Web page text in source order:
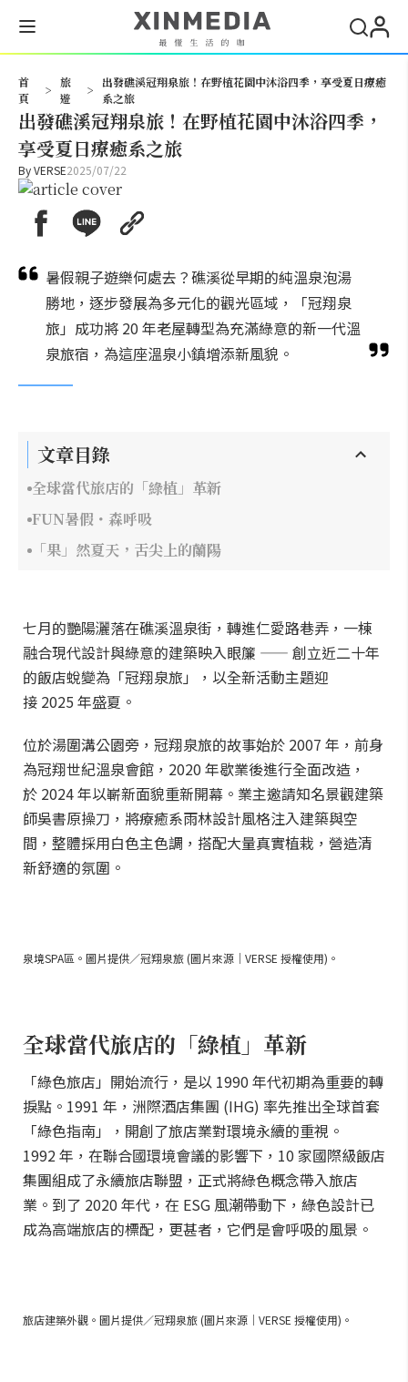
首
頁
>
旅
遊
>
出發礁溪冠翔泉旅！在野植花園中沐浴四季，享受夏日療癒
系之旅
出發礁溪冠翔泉旅！在野植花園中沐浴四季，
享受夏日療癒系之旅
ByVERSE2025/07/22
暑假親子遊樂何處去？礁溪從早期的純溫泉泡湯
勝地，逐步發展為多元化的觀光區域，「冠翔泉
旅」成功將 20 年老屋轉型為充滿綠意的新一代溫
泉旅宿，為這座溫泉小鎮增添新風貌。
文章目錄
全球當代旅店的「綠植」革新
FUN暑假・森呼吸
「果」然夏天，舌尖上的蘭陽
七月的艷陽灑落在礁溪溫泉街，轉進仁愛路巷弄，一棟
融合現代設計與綠意的建築映入眼簾 —— 創立近二十年
的飯店蛻變為「冠翔泉旅」，以全新活動主題迎
接 2025 年盛夏。
位於湯圍溝公園旁，冠翔泉旅的故事始於 2007 年，前身
為冠翔世紀溫泉會館，2020 年歇業後進行全面改造，
於 2024 年以嶄新面貌重新開幕。業主邀請知名景觀建築
師吳書原操刀，將療癒系雨林設計風格注入建築與空
間，整體採用白色主色調，搭配大量真實植栽，營造清
新舒適的氛圍。
泉境SPA區。圖片提供／冠翔泉旅 (圖片來源｜VERSE 授權使用)。
全球當代旅店的「綠植」革新
「綠色旅店」開始流行，是以 1990 年代初期為重要的轉
捩點。1991 年，洲際酒店集團 (IHG) 率先推出全球首套
「綠色指南」，開創了旅店業對環境永續的重視。
1992 年，在聯合國環境會議的影響下，10 家國際級飯店
集團組成了永續旅店聯盟，正式將綠色概念帶入旅店
業。到了 2020 年代，在 ESG 風潮帶動下，綠色設計已
成為高端旅店的標配，更甚者，它們是會呼吸的風景。
旅店建築外觀。圖片提供／冠翔泉旅 (圖片來源｜VERSE 授權使用)。